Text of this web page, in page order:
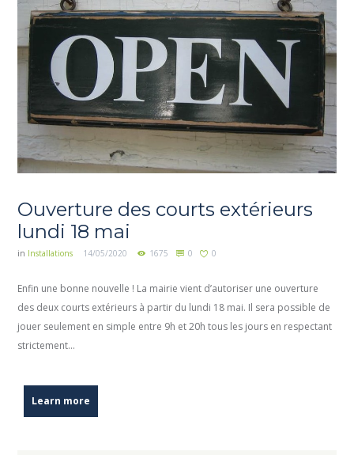
Ouverture des courts extérieurs
lundi 18 mai
in Installations 14/05/2020 1675 0 0
Enfin une bonne nouvelle ! La mairie vient d’autoriser une ouverture
des deux courts extérieurs à partir du lundi 18 mai. Il sera possible de
jouer seulement en simple entre 9h et 20h tous les jours en respectant
strictement...
Learn more